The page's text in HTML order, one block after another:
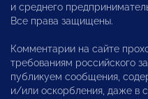
и среднего
Все права защищены.
Комментарии на сайте
требованиям российского
публикуем сообщения,
и/или оскорбления, даже в